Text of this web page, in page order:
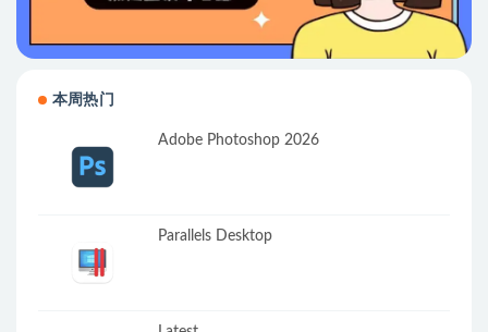
本周热门
Adobe Photoshop 2026
Parallels Desktop